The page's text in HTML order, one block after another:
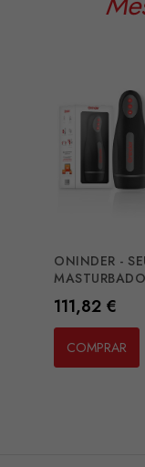
ONINDER -
Preço
111,82 €
COMPRAR